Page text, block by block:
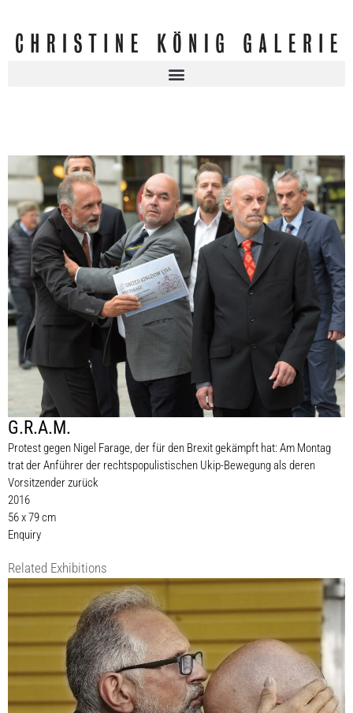
G.R.A.M.
Protest gegen Nigel Farage, der für den Brexit gekämpft hat: Am Montag
trat der Anführer der rechtspopulistischen Ukip-Bewegung als deren
Vorsitzender zurück
2016
56 x 79 cm
Enquiry
Related Exhibitions